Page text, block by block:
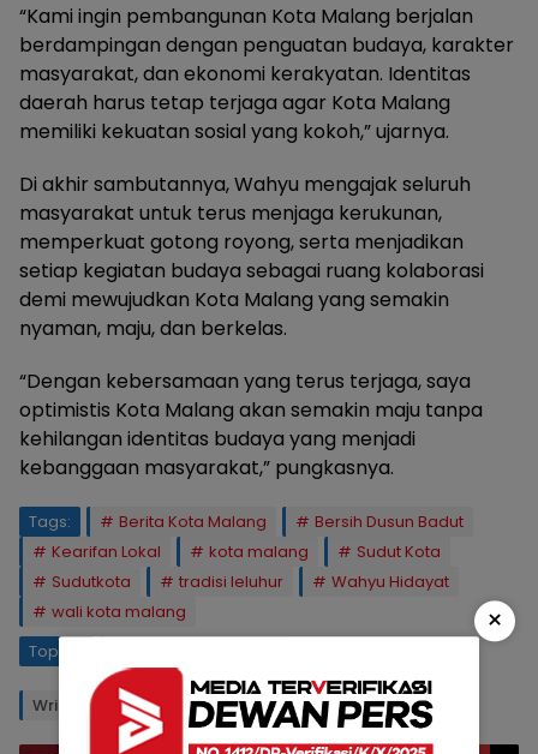
“Kami ingin pembangunan Kota Malang berjalan
berdampingan dengan penguatan budaya, karakter
masyarakat, dan ekonomi kerakyatan. Identitas
daerah harus tetap terjaga agar Kota Malang
memiliki kekuatan sosial yang kokoh,” ujarnya.
Di akhir sambutannya, Wahyu mengajak seluruh
masyarakat untuk terus menjaga kerukunan,
memperkuat gotong royong, serta menjadikan
setiap kegiatan budaya sebagai ruang kolaborasi
demi mewujudkan Kota Malang yang semakin
nyaman, maju, dan berkelas.
“Dengan kebersamaan yang terus terjaga, saya
optimistis Kota Malang akan semakin maju tanpa
kehilangan identitas budaya yang menjadi
kebanggaan masyarakat,” pungkasnya.
Tags: Berita Kota Malang
Bersih Dusun Badut
Kearifan Lokal
kota malang
Sudut Kota
Sudutkota
tradisi leluhur
Wahyu Hidayat
wali kota malang
Topics:
Writer: MIT Editor: PS
×